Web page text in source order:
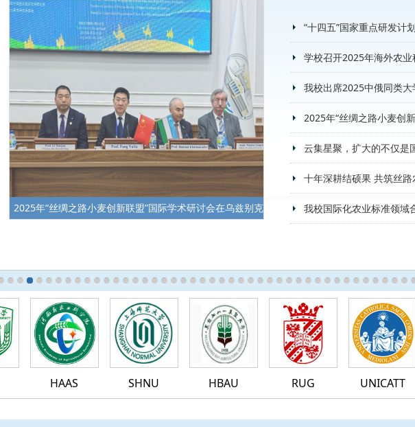
2025年“丝绸之路小麦创新联盟”国际学术研讨会在乌兹别克
“十四五”国家重点研发计
学校召开2025年海外农
我校出席2025中俄同类
2025年“丝绸之路小麦创
云集星聚，扩大的不仅
十年深耕结硕果 共筑丝
我校国际化农业标准领域
HAAS SHNU HBAU UNICATT